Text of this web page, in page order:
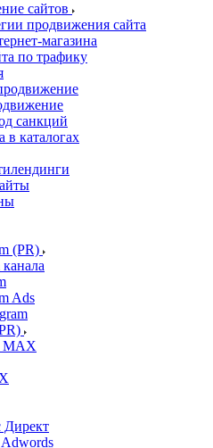
сайтов
продвижения сайта
магазина
по трафику
санкций
в каталогах
(PR)
Ads
MAX
Директ